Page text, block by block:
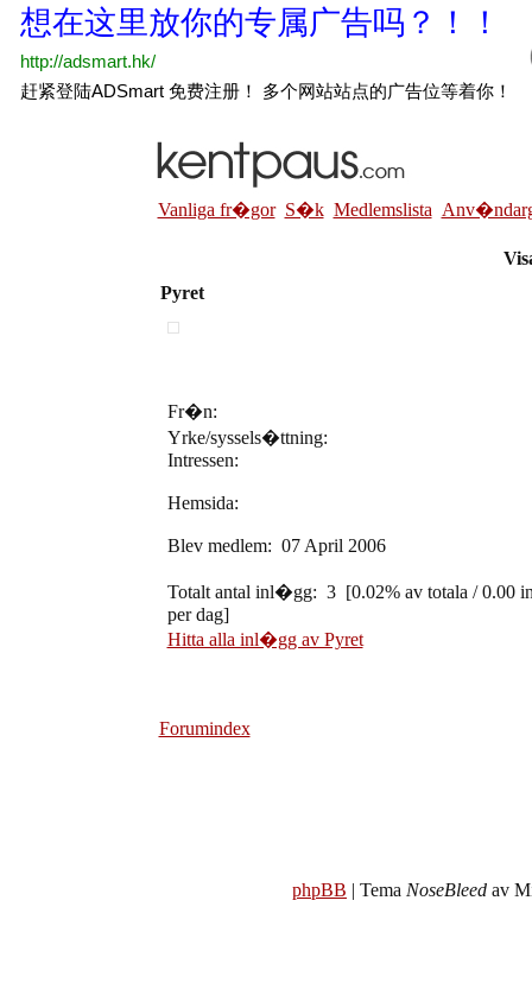
Vanliga fr�gor S�k Medlemslista
Pyret
Fr�n:
Yrke/syssels�ttning:
Intressen:
Hemsida:
Blev medlem: 07 April 2006
Totalt antal inl�gg: 3 [0.02% av totala / 0.00
per dag]
Hitta alla inl�gg av Pyret
Forumindex
phpBB | Tema NoseBleed av